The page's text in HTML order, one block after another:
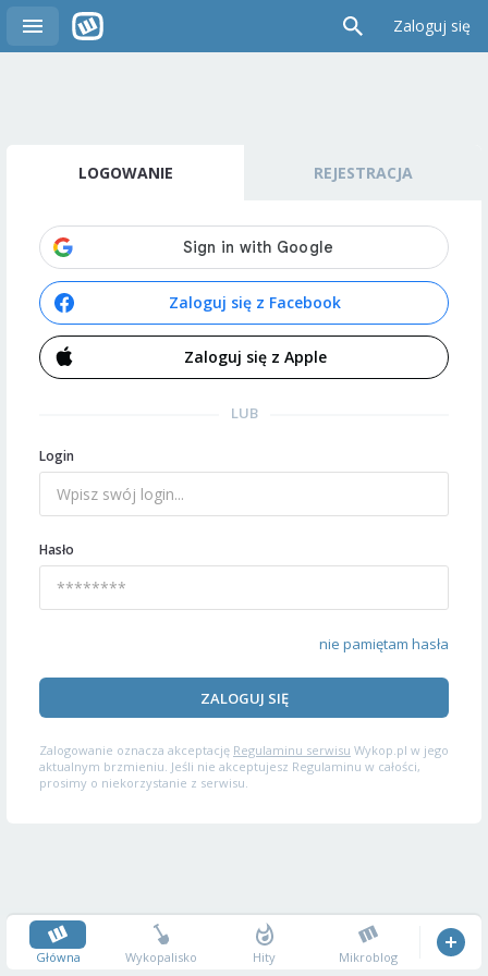
Zaloguj się
LOGOWANIE REJESTRACJA
Zaloguj się z Facebook
Zaloguj się z Apple
LUB
Login
Hasło
nie pamiętam hasła
ZALOGUJ SIĘ
Zalogowanie oznacza akceptację Regulaminu serwisu Wykop.pl w jego
aktualnym brzmieniu. Jeśli nie akceptujesz Regulaminu w całości,
prosimy o niekorzystanie z serwisu.
Główna Wykopalisko Hity Mikroblog